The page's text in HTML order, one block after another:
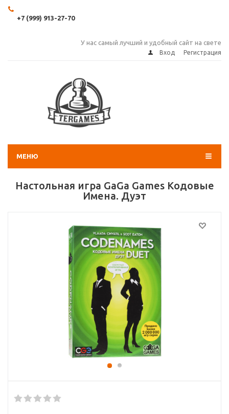
+7 (999) 913-27-70
У нас самый лучший и удобный сайт на свете
Вход Регистрация
МЕНЮ
Настольная игра GaGa Games Кодовые
Имена. Дуэт